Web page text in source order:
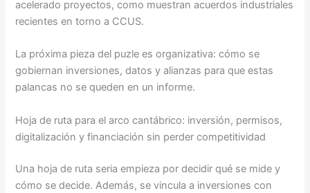
acelerado proyectos, como muestran acuerdos industriales
recientes en torno a CCUS.
La próxima pieza del puzle es organizativa: cómo se
gobiernan inversiones, datos y alianzas para que estas
palancas no se queden en un informe.
Hoja de ruta para el arco cantábrico: inversión, permisos,
digitalización y financiación sin perder competitividad
Una hoja de ruta seria empieza por decidir qué se mide y
cómo se decide. Además, se vincula a inversiones con